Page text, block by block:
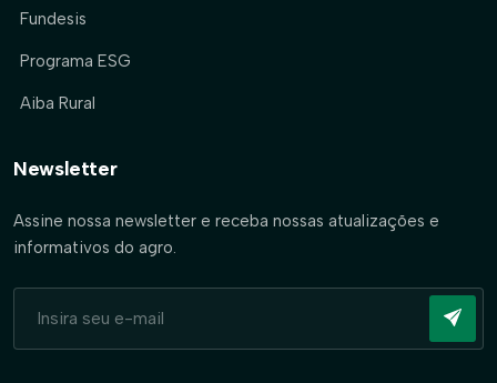
Fundesis
Programa ESG
Aiba Rural
Newsletter
Assine nossa newsletter e receba nossas atualizações e
informativos do agro.